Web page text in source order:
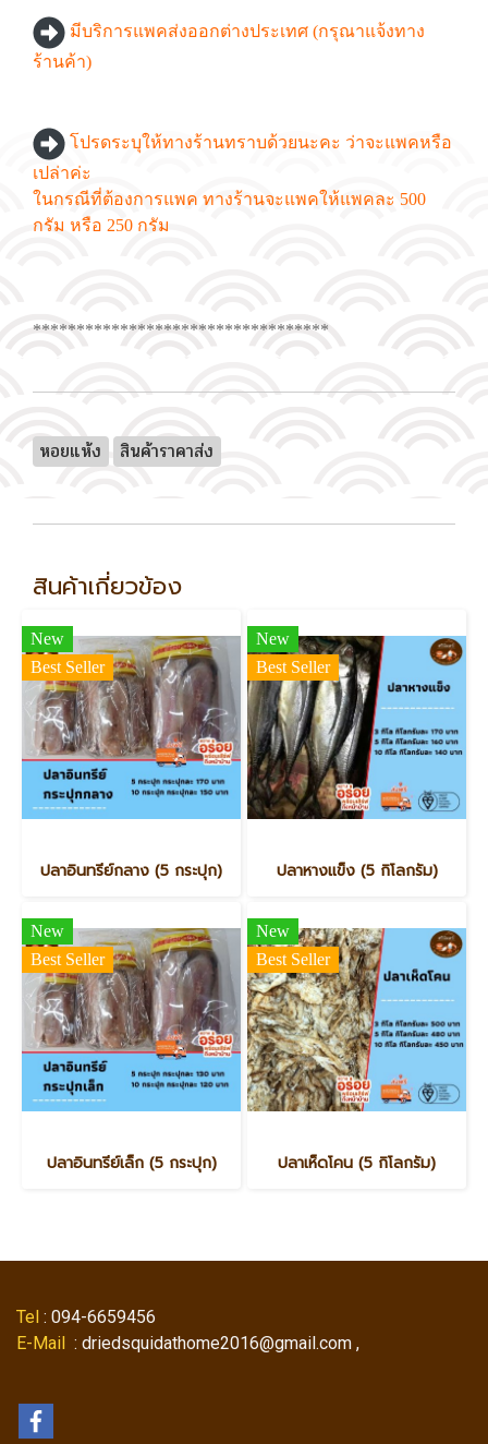
มีบริการแพคส่งออกต่างประเทศ (กรุณาแจ้งทาง
ร้านค้า)
โปรดระบุให้ทางร้านทราบด้วยนะคะ ว่าจะแพคหรือ
เปล่าค่ะ
ในกรณีที่ต้องการแพค ทางร้านจะแพคให้แพคละ 500
กรัม หรือ 250 กรัม
**********************************
หอยแห้ง สินค้าราคาส่ง
สินค้าเกี่ยวข้อง
New
Best Seller
ปลาอินทรีย์กลาง (5 กระปุก)
New
Best Seller
ปลาหางแข็ง (5 กิโลกรัม)
New
Best Seller
ปลาอินทรีย์เล็ก (5 กระปุก)
New
Best Seller
ปลาเห็ดโคน (5 กิโลกรัม)
Tel : 094-6659456
E-Mail : driedsquidathome2016@gmail.com ,